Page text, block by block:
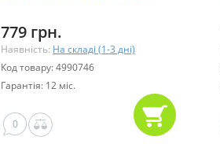
779 грн.
Наявність: На складі (1-3 дні)
Код товару: 4990746
Гарантія: 12 міс.
0